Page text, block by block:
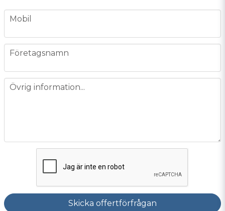
phone
Mobil
company
Företagsnamn
message
Övrig information...
Skicka offertförfrågan